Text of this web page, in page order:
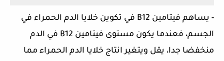
- يساهم فيتامين B12 في تكوين خلايا الدم الحمراء في
الجسم، فعندما يكون مستوى فيتامين B12 في الدم
منخفضا جدا، يقل ويتغير انتاج خلايا الدم الحمراء مما